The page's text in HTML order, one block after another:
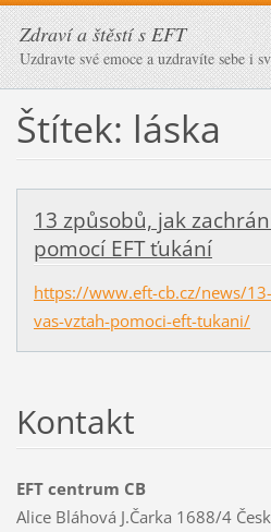
Zdraví a štěstí s EFT
Uzdravte své emoce a uzdravíte sebe i
Štítek: láska
13 způsobů, jak
pomocí EFT ťukání
https://www.eft-cb.cz/news/
vas-vztah-pomoci-eft-tukani/
Kontakt
EFT centrum CB
Alice Bláhová J.Čarka 1688/4